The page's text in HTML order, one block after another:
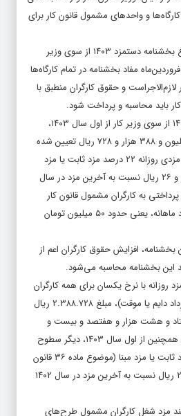
دستمزد ۱۴۰۳ را به کارگاه‌ها و واحدهای مشمول قانون کار برای
، با ابلاغ بخشنامه دستمزد ۱۴۰۳ از سوی وزیر
مفاد بخشنامه در تمام کارگاه‌ها
و حقوق کارگران منطبق با
باید محاسبه و پرداخت شود.
طبق بخشنامه ابلاغی مزد ۱۴۰۳ از سوی وزیر کار از اول سال ۱۴۰۳،
حداقل مزد روزانه، مبلغ ۲ میلیون و ۳۸۸ هزار و ۷۲۸ ریال تعیین شده
است. همچنین دیگر سطوح مزدی روزانه ۲۲ درصد مزد ثابت یا مزد
مبنا، به اضافه روزانه ۲۳ هزار و ۲۶ ریال نسبت به آخرین مزد در سال
پرداختی به کارگران مشمول قانون کار
حداکثر هفت برابر حداقل مزد ماهانه، یعنی حدود ۵۰ میلیون تومان
افزایش حقوق کارگران اعم از
این بخشنامه محاسبه می‌شود.
۱۴۰۳، حداقل مزد روزانه با نرخ یکسان برای همه کارگران
مشمول قانون کار (اعم از قرارداد دایم یا موقت)، مبلغ ۲.۳۸۸.۷۲۸ ریال
و هشت هزار و هفتصد و بیست و
هشت ریال) تعیین می‌شود. همچنین از اول سال ۱۴۰۳، دیگر سطوح
مزدی نیز روزانه ۲۲ درصد مزد ثابت یا مزد مبنا (موضوع ماده ۳۶ قانون
کار)، به اضافه روزانه ۲۳۰.۰۲۶ ریال نسبت به آخرین مزد در سال ۱۴۰۲
بند مزد شغل کارگران مشمول طرح‌های